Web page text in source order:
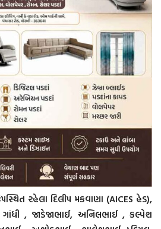
રહેલા દિલીપ મકવાણા (AICES હેડ),
, જાડેજાભાઈ, અનિલભાઈ , કલ્પેશ